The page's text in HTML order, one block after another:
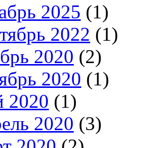
2025 (1)
2022 (1)
2020 (2)
2020 (1)
2020 (1)
2020 (3)